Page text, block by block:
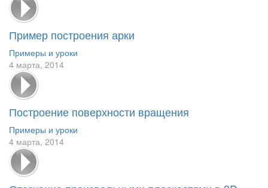
Пример построения арки
Примеры и уроки
4 марта, 2014
Построение поверхности вращения
Примеры и уроки
4 марта, 2014